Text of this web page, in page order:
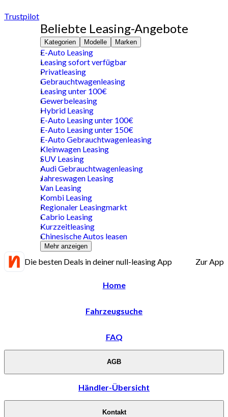
Trustpilot
Beliebte Leasing-Angebote
Kategorien Modelle Marken
E-Auto Leasing
Leasing sofort verfügbar
Privatleasing
Gebrauchtwagenleasing
Leasing unter 100€
Gewerbeleasing
Hybrid Leasing
E-Auto Leasing unter 100€
E-Auto Leasing unter 150€
E-Auto Gebrauchtwagenleasing
Kleinwagen Leasing
SUV Leasing
Audi Gebrauchtwagenleasing
Jahreswagen Leasing
Van Leasing
Kombi Leasing
Regionaler Leasingmarkt
Cabrio Leasing
Kurzzeitleasing
Chinesische Autos leasen
Mehr anzeigen
Die besten Deals in deiner null-leasing App Zur App
Home
Fahrzeugsuche
FAQ
AGB
Händler-Übersicht
Kontakt